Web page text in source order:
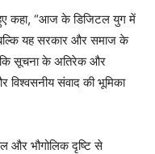
कहा, “आज के डिजिटल युग में
यह सरकार और समाज के
कि सूचना के अतिरेक और
संवाद की भूमिका
और भौगोलिक दृष्टि से